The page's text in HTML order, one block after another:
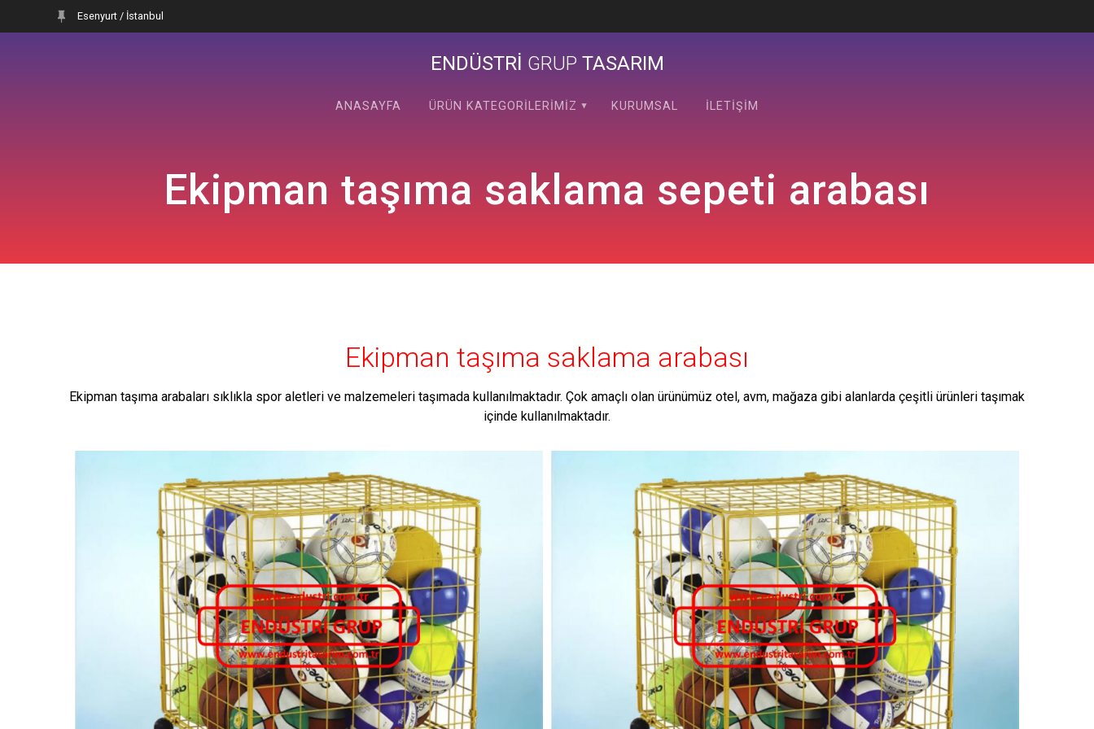
Esenyurt / İstanbul
ENDÜSTRİ GRUP TASARIM
ANASAYFA ÜRÜN KATEGORILERIMIZ KURUMSAL İLETIŞIM
Ekipman taşıma saklama sepeti arabası
Ekipman taşıma saklama arabası
Ekipman taşıma arabaları sıklıkla spor aletleri ve malzemeleri taşımada kullanılmaktadır. Çok amaçlı olan ürünümüz otel, avm, mağaza gibi alanlarda çeşitli ürünleri taşımak
içinde kullanılmaktadır.